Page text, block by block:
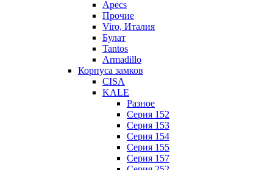
Apecs
Прочие
Viro, Италия
Булат
Tantos
Armadillo
Корпуса замков
CISA
KALE
Разное
Серия 152
Серия 153
Серия 154
Серия 155
Серия 157